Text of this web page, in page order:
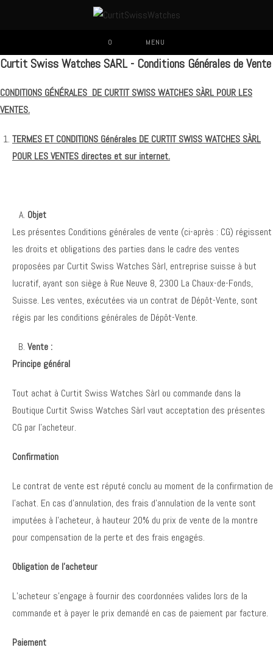
0 MENU
Curtit Swiss Watches SARL - Conditions Générales de Vente
CONDITIONS GÉNÉRALES DE CURTIT SWISS WATCHES SÀRL POUR LES
VENTES.
TERMES ET CONDITIONS Générales DE CURTIT SWISS WATCHES SÀRL
POUR LES VENTES directes et sur internet.
Objet
Les présentes Conditions générales de vente (ci-après : CG) régissent
les droits et obligations des parties dans le cadre des ventes
proposées par Curtit Swiss Watches Sàrl, entreprise suisse à but
lucratif, ayant son siège à Rue Neuve 8, 2300 La Chaux-de-Fonds,
Suisse. Les ventes, exécutées via un contrat de Dépôt-Vente, sont
régis par les conditions générales de Dépôt-Vente.
Vente :
Principe général
Tout achat à Curtit Swiss Watches Sàrl ou commande dans la
Boutique Curtit Swiss Watches Sàrl vaut acceptation des présentes
CG par l’acheteur.
Confirmation
Le contrat de vente est réputé conclu au moment de la confirmation de
l’achat. En cas d’annulation, des frais d’annulation de la vente sont
imputées à l’acheteur, à hauteur 20% du prix de vente de la montre
pour compensation de la perte et des frais engagés.
Obligation de l’acheteur
L’acheteur s’engage à fournir des coordonnées valides lors de la
commande et à payer le prix demandé en cas de paiement par facture.
Paiement